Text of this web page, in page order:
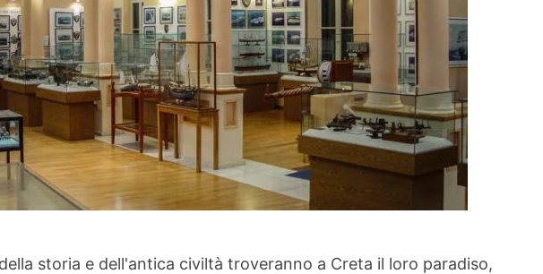
storia e dell'antica civiltà troveranno a Creta il loro paradiso,